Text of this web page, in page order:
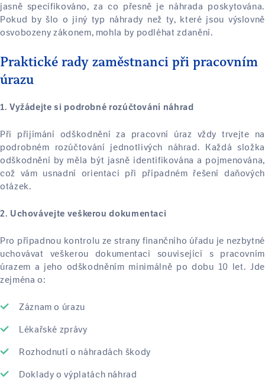
jasně specifikováno, za co přesně je náhrada poskytována.
Pokud by šlo o jiný typ náhrady než ty, které jsou výslovně
osvobozeny zákonem, mohla by podléhat zdanění.
Praktické rady zaměstnanci při pracovním
úrazu
1. Vyžádejte si podrobné rozúčtování náhrad
Při přijímání odškodnění za pracovní úraz vždy trvejte na
podrobném rozúčtování jednotlivých náhrad. Každá složka
odškodnění by měla být jasně identifikována a pojmenována,
což vám usnadní orientaci při případném řešení daňových
otázek.
2. Uchovávejte veškerou dokumentaci
Pro případnou kontrolu ze strany finančního úřadu je nezbytné
uchovávat veškerou dokumentaci související s pracovním
úrazem a jeho odškodněním minimálně po dobu 10 let. Jde
zejména o:
Záznam o úrazu
Lékařské zprávy
Rozhodnutí o náhradách škody
Doklady o výplatách náhrad